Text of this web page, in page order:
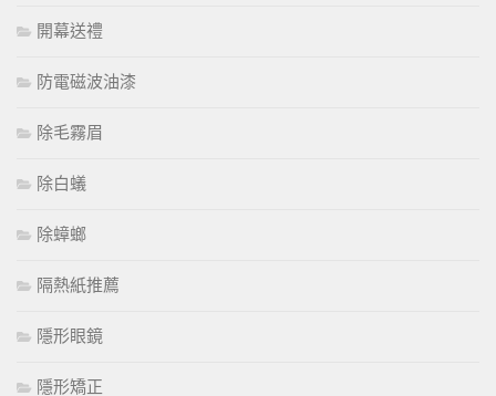
開幕送禮
防電磁波油漆
除毛霧眉
除白蟻
除蟑螂
隔熱紙推薦
隱形眼鏡
隱形矯正